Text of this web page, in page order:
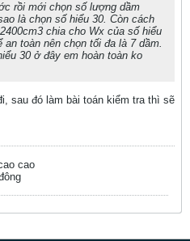
rồi mới chọn số lượng dầm
là chọn số hiểu 30. Còn cách
chia cho Wx của số hiểu
toàn nên chọn tối đa là 7 dầm.
30 ở đây em hoàn toàn ko
sau đó làm bài toán kiểm tra thì sẽ
cao